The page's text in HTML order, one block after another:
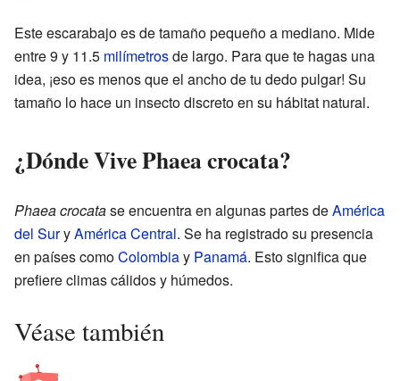
Este escarabajo es de tamaño pequeño a mediano. Mide
entre 9 y 11.5 milímetrosde largo. Para que te hagas una
idea, ¡eso es menos que el ancho de tu dedo pulgar! Su
tamaño lo hace un insecto discreto en su hábitat natural.
¿Dónde Vive Phaea crocata?
Phaea crocatase encuentra en algunas partes deAmérica
del SuryAmérica Central. Se ha registrado su presencia
en países comoColombiay Panamá. Esto significa que
prefiere climas cálidos y húmedos.
Véase también